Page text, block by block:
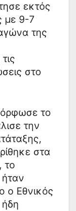
εκτός
με 9-7
της
στο
το
την
στα
το
ο Εθνικός